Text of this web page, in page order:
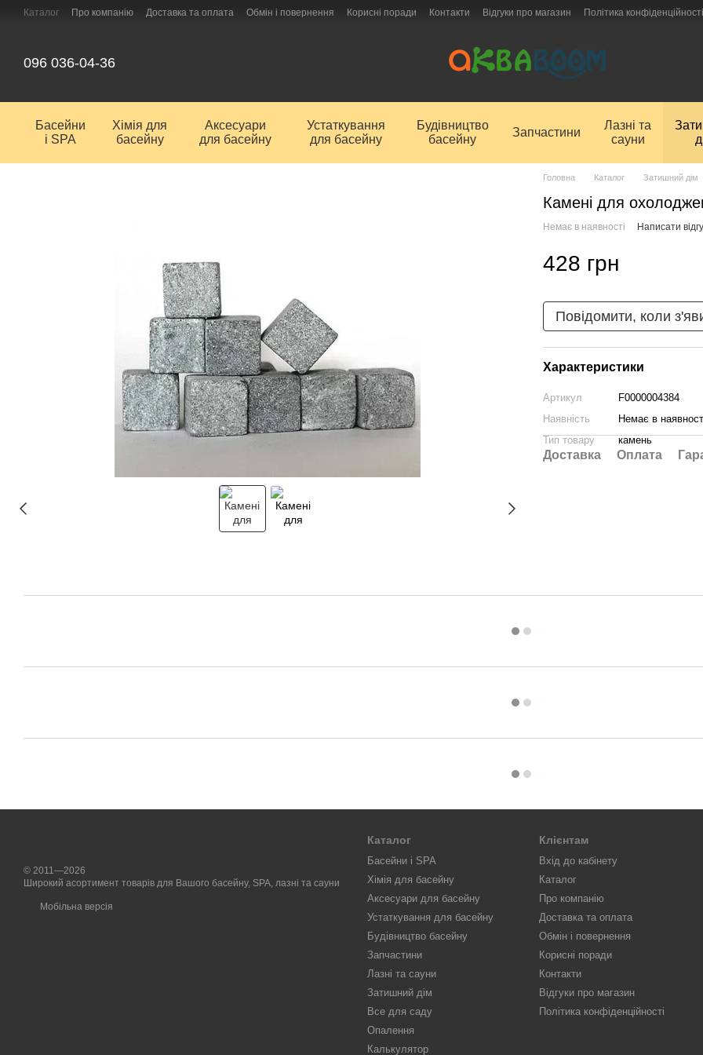
Перейти до основного контенту
Каталог Про компанію Доставка та оплата Обмін і повернення Корисні поради Контакти Відгуки про магазин Політика конфіденційності
096 036-04-36
Басейни
і SPA
Хімія для
басейну
Аксесуари
для басейну
Устаткування
для басейну
Будівництво
басейну
Запчастини
Лазні та
сауни
Головна Каталог Затишний дім
Камені для
Немає в наявності Написати
428 грн
Повідомити, коли
Характеристики
Артикул
F0000004384
Наявність
Немає в
Тип товару
камень
Доставка Оплата
© 2011—2026
Широкий асортимент товарів для Вашого басейну, SPA, лазні та сауни
Мобільна версія
Каталог
Басейни і SPA
Хімія для басейну
Аксесуари для басейну
Устаткування для басейну
Будівництво басейну
Запчастини
Лазні та сауни
Затишний дім
Все для саду
Опалення
Калькулятор
Клієнтам
Вхід до кабінету
Каталог
Про компанію
Доставка та оплата
Обмін і повернення
Корисні поради
Контакти
Відгуки про магазин
Політика конфіденційності